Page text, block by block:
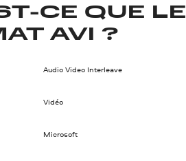
CE QUE LE
AVI ?
Audio Video Interleave
Vidéo
Microsoft